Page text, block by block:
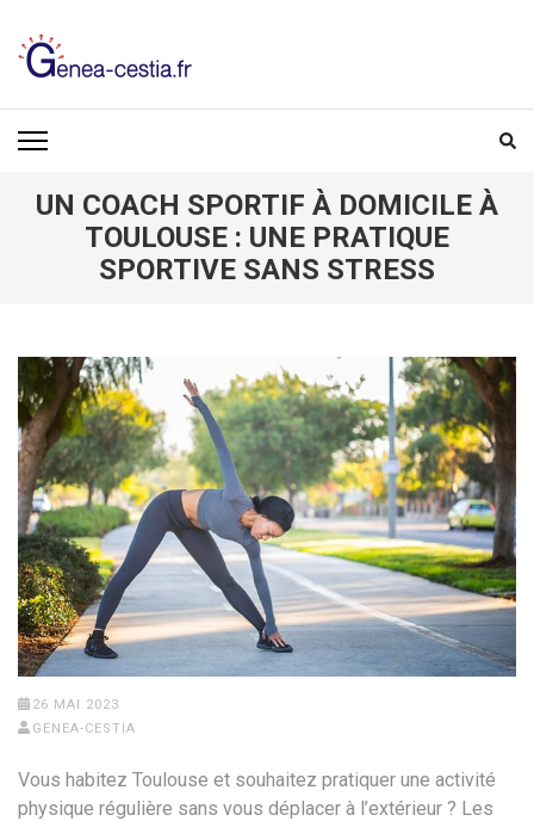
contenu
Entrée)
GENEA-CESTIA.FR
UN COACH SPORTIF À DOMICILE À
TOULOUSE : UNE PRATIQUE
SPORTIVE SANS STRESS
26 MAI 2023
GENEA-CESTIA
Vous habitez Toulouse et souhaitez pratiquer une activité
physique régulière sans vous déplacer à l’extérieur ? Les